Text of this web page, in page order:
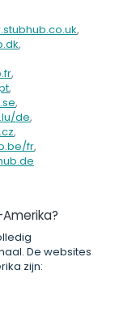
,
,
,
,
,
de,
,
fr,
De websites
zijn: